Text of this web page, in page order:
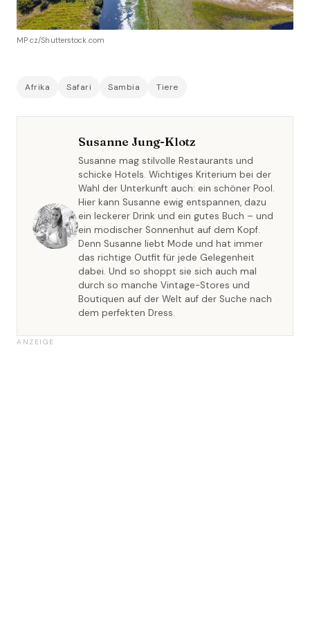
MP cz/Shutterstock.com
Afrika Safari Sambia Tiere
Susanne Jung-Klotz
Susanne mag stilvolle Restaurants und
schicke Hotels. Wichtiges Kriterium bei der
Wahl der Unterkunft auch: ein schöner Pool.
Hier kann Susanne ewig entspannen, dazu
ein leckerer Drink und ein gutes Buch – und
ein modischer Sonnenhut auf dem Kopf.
Denn Susanne liebt Mode und hat immer
das richtige Outfit für jede Gelegenheit
dabei. Und so shoppt sie sich auch mal
durch so manche Vintage-Stores und
Boutiquen auf der Welt auf der Suche nach
dem perfekten Dress.
ANZEIGE